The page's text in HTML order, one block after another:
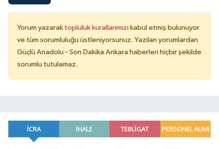
Yorum yazarak topluluk kurallarımızı kabul etmiş bulunuyor
ve tüm sorumluluğu üstleniyorsunuz. Yazılan yorumlardan
Güçlü Anadolu - Son Dakika Ankara haberleri hiçbir şekilde
sorumlu tutulamaz.